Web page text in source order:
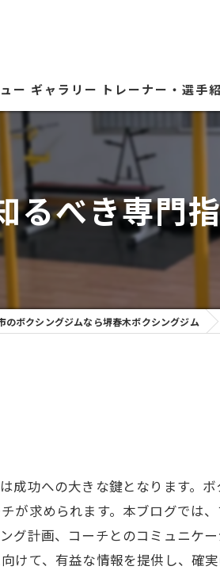
ー ギャラリー トレーナー・選手
るべき専門
のボクシングジムなら堺春木ボクシングジム
功への大きな鍵となります。
求められます。本ブログでは
計画、コーチとのコミュニケ
けて、有益な情報を提供し、確